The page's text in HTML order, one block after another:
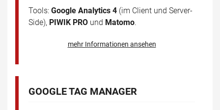
Tools: Google Analytics 4 (im Client und Server-
Side), PIWIK PRO und Matomo.
mehr Informationen ansehen
GOOGLE TAG MANAGER